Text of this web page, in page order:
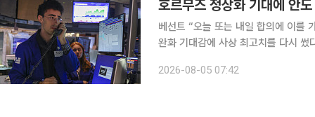
베선트 “오늘 또는 내일 합의에 이를 가능성” 뉴욕증시에서 다우지수와 S&P500
완화 기대감에 사상 최고치를 다시
오른 5만4085.88에 장을 마쳤다.
2026-08-05 07:42